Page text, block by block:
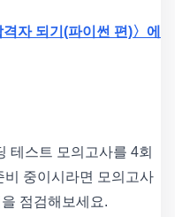
자 되기(파이썬 편)〉에
테스트 모의고사를 4회
비 중이시라면 모의고사
점검해보세요.